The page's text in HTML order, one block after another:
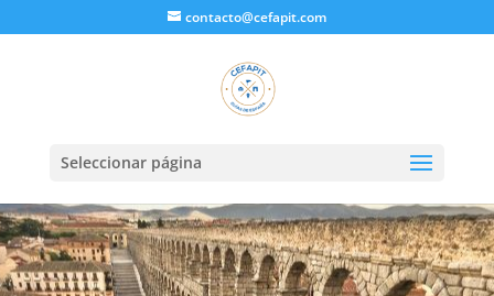
contacto@cefapit.com
Seleccionar página